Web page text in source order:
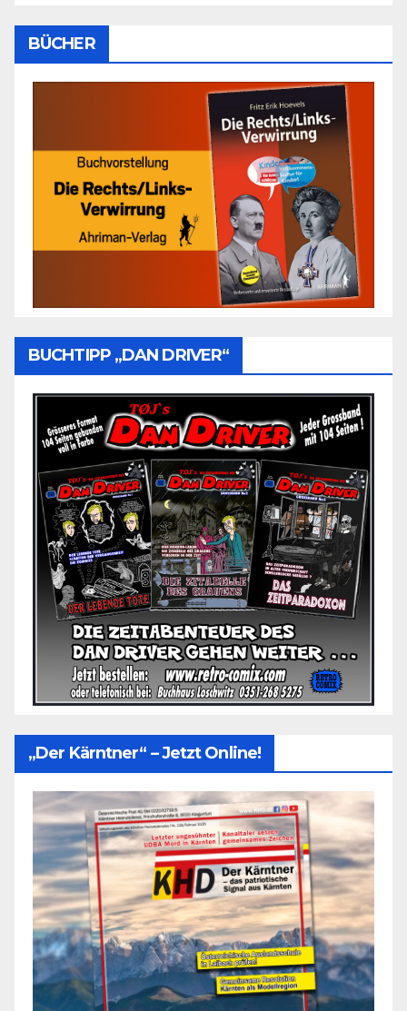
BÜCHER
BUCHTIPP „DAN DRIVER“
„Der Kärntner“ – Jetzt Online!